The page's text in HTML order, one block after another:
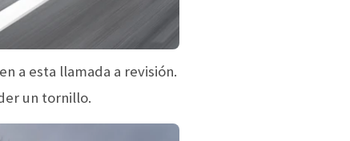
a esta llamada a revisión.
un tornillo.